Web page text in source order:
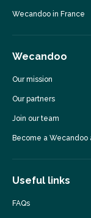
Wecandoo in France
Wecandoo
Our mission
Our partners
Join our team
Become a Wecandoo
Useful links
FAQs